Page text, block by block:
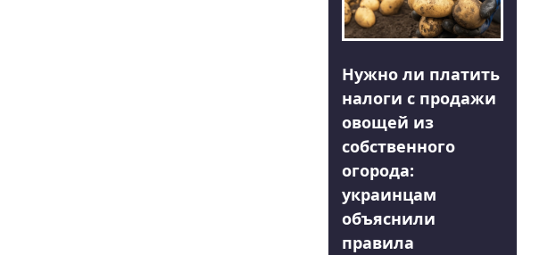
Нужно ли платить
налоги с продажи
овощей из
собственного
огорода:
украинцам
объяснили
правила